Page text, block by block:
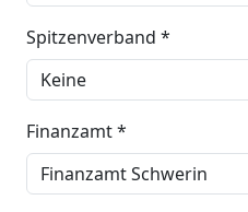
Spitzenverband *
Finanzamt *